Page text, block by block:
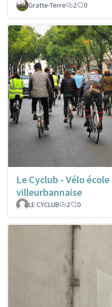
Gratte-Terre 2 0
Le Cyclub - Vélo école
villeurbannaise
LE CYCLUB
2 0